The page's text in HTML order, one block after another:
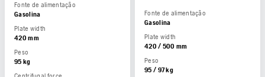
Fonte de alimentação
Gasolina
Plate width
420 mm
Peso
95 kg
Fonte de alimentação
Gasolina
Plate width
420 / 500 mm
Peso
95 / 97 kg